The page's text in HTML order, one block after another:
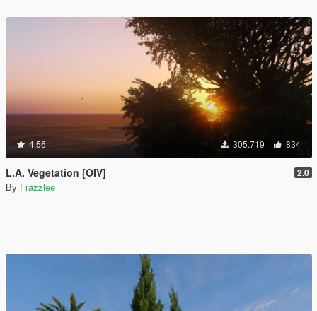
4.56 305.719 834
L.A. Vegetation [OIV] 2.0
By Frazzlee